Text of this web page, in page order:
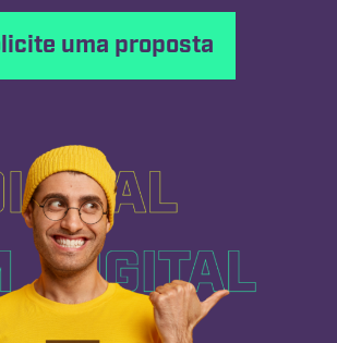
uma proposta